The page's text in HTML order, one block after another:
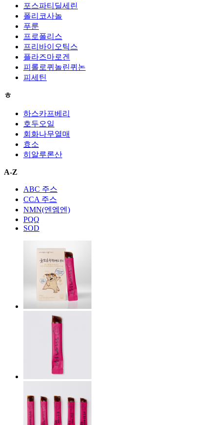
포스파티딜세린
폴리코사놀
푸룬
프로폴리스
프리바이오틱스
플라즈마로겐
피롤로퀴놀린퀴논
피세틴
ㅎ
하스카프베리
호두오일
회화나무열매
효소
히알루론산
A-Z
ABC 주스
CCA 주스
NMN(엔엠엔)
PQQ
SOD